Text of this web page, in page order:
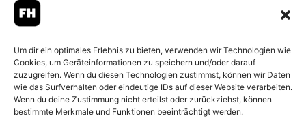
Um dir ein optimales Erlebnis zu bieten, verwenden wir Technologien wie
Cookies, um Geräteinformationen zu speichern und/oder darauf
zuzugreifen. Wenn du diesen Technologien zustimmst, können wir Daten
wie das Surfverhalten oder eindeutige IDs auf dieser Website verarbeiten.
Wenn du deine Zustimmung nicht erteilst oder zurückziehst, können
bestimmte Merkmale und Funktionen beeinträchtigt werden.
– Alle rechte vorbehalten.
Fohlen-Hautnah.de ist ein
offiziell eingetragenes Magazin
bei der Deutschen
Nationalbibliothek (ISSN 1868-